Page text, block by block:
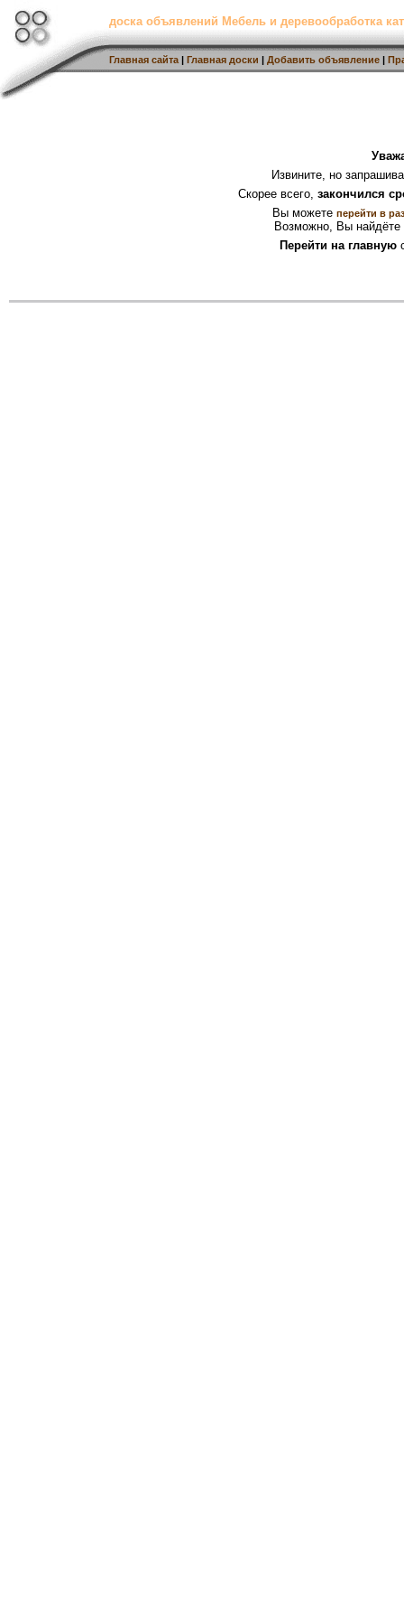
доска объявлений Мебель и деревообработка
Главная сайта | Главная доски | Добавить объявление |
Извините, но
Скорее всего, закончился
Вы можете перейти в
Возможно, Вы найдёте
Перейти на главную